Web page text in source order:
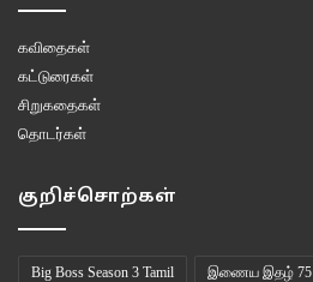
கவிதைகள்
கட்டுரைகள்
சிறுகதைகள்
தொடர்கள்
குறிச்சொற்கள்
Big Boss Season 3 Tamil இணைய இதழ் 75